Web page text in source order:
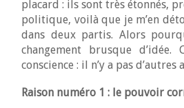
placard : ils sont très étonnés,
politique, voilà que je m’en
dans deux partis. Alors
changement brusque
conscience : il n’y a pas
Raison numéro 1 : le pouvoir